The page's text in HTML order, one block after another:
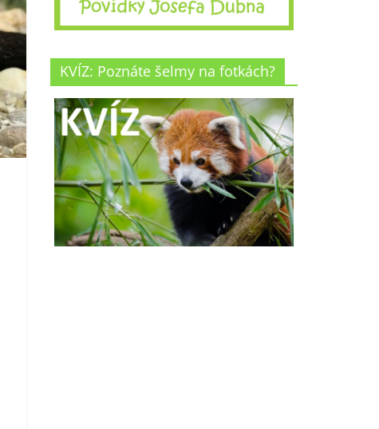
KVÍZ: Poznáte šelmy na fotkách?